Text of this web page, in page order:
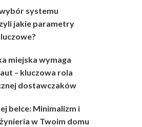
systemu
jakie parametry
miejska wymaga
– kluczowa rola
dostawczaków
belce: Minimalizm i
w Twoim domu